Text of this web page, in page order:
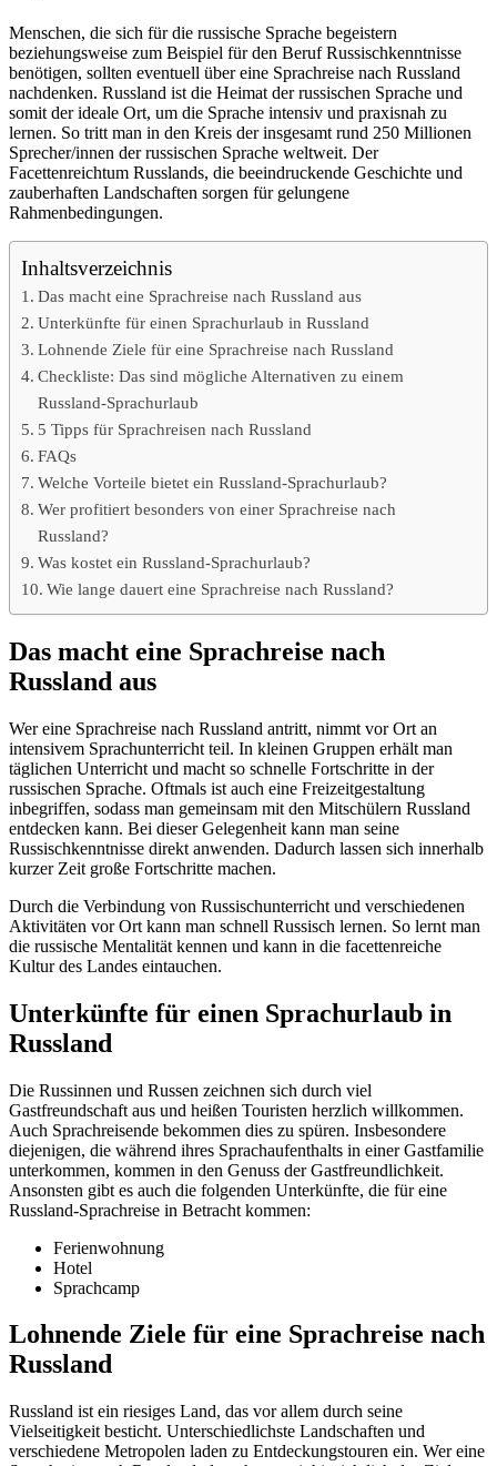
Menschen, die sich für die russische Sprache begeistern
beziehungsweise zum Beispiel für den Beruf Russischkenntnisse
benötigen, sollten eventuell über eine Sprachreise nach Russland
nachdenken. Russland ist die Heimat der russischen Sprache und
somit der ideale Ort, um die Sprache intensiv und praxisnah zu
lernen. So tritt man in den Kreis der insgesamt rund 250 Millionen
Sprecher/innen der russischen Sprache weltweit. Der
Facettenreichtum Russlands, die beeindruckende Geschichte und
zauberhaften Landschaften sorgen für gelungene
Rahmenbedingungen.
Inhaltsverzeichnis
Das macht eine Sprachreise nach Russland aus
Unterkünfte für einen Sprachurlaub in Russland
Lohnende Ziele für eine Sprachreise nach Russland
Checkliste: Das sind mögliche Alternativen zu einem
Russland-Sprachurlaub
5 Tipps für Sprachreisen nach Russland
FAQs
Welche Vorteile bietet ein Russland-Sprachurlaub?
Wer profitiert besonders von einer Sprachreise nach
Russland?
Was kostet ein Russland-Sprachurlaub?
Wie lange dauert eine Sprachreise nach Russland?
Das macht eine Sprachreise nach
Russland aus
Wer eine Sprachreise nach Russland antritt, nimmt vor Ort an
intensivem Sprachunterricht teil. In kleinen Gruppen erhält man
täglichen Unterricht und macht so schnelle Fortschritte in der
russischen Sprache. Oftmals ist auch eine Freizeitgestaltung
inbegriffen, sodass man gemeinsam mit den Mitschülern Russland
entdecken kann. Bei dieser Gelegenheit kann man seine
Russischkenntnisse direkt anwenden. Dadurch lassen sich innerhalb
kurzer Zeit große Fortschritte machen.
Durch die Verbindung von Russischunterricht und verschiedenen
Aktivitäten vor Ort kann man schnell Russisch lernen. So lernt man
die russische Mentalität kennen und kann in die facettenreiche
Kultur des Landes eintauchen.
Unterkünfte für einen Sprachurlaub in
Russland
Die Russinnen und Russen zeichnen sich durch viel
Gastfreundschaft aus und heißen Touristen herzlich willkommen.
Auch Sprachreisende bekommen dies zu spüren. Insbesondere
diejenigen, die während ihres Sprachaufenthalts in einer Gastfamilie
unterkommen, kommen in den Genuss der Gastfreundlichkeit.
Ansonsten gibt es auch die folgenden Unterkünfte, die für eine
Russland-Sprachreise in Betracht kommen:
Ferienwohnung
Hotel
Sprachcamp
Lohnende Ziele für eine Sprachreise nach
Russland
Russland ist ein riesiges Land, das vor allem durch seine
Vielseitigkeit besticht. Unterschiedlichste Landschaften und
verschiedene Metropolen laden zu Entdeckungstouren ein. Wer eine